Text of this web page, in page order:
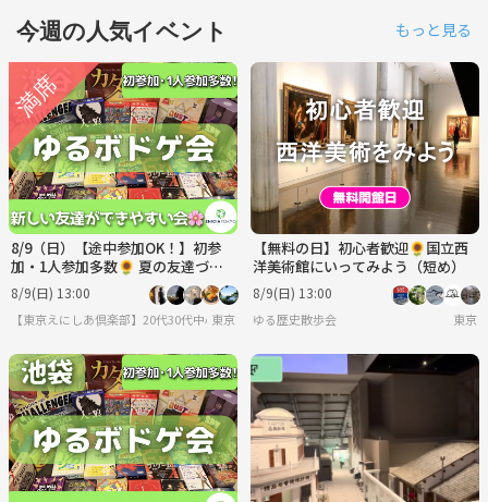
今週の人気イベント もっと見る
8/9（日）【途中参加OK！】初参
加・1人参加多数🌻 夏の友達づく
り ゆるボドゲ会🎲
8/9(日) 13:00
【東京えにしあ倶楽部】20代30代中心！社会人のための“もうひとつの居場所”
東京
【無料の日】初心者歓迎🌻国立西
洋美術館にいってみよう（短め）
8/9(日) 13:00
ゆる歴史散歩会 東京